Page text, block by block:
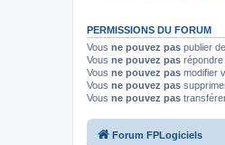
PERMISSIONS DU FORUM
Vous ne pouvez pas publier
Vous ne pouvez pas
Vous ne pouvez pas modifier
Vous ne pouvez pas
Vous ne pouvez pas
Forum FPLogiciels